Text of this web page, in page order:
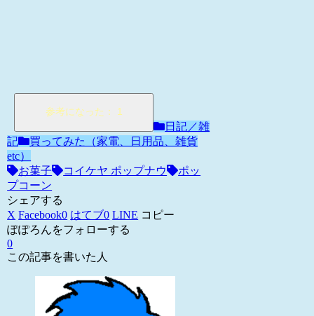
日記／雑
記
買ってみた（家電、日用品、雑貨
etc）
お菓子
コイケヤ ポップナウ
ポッ
プコーン
シェアする
X Facebook0 はてブ0 LINE コピー
ぽぽろんをフォローする
0
この記事を書いた人